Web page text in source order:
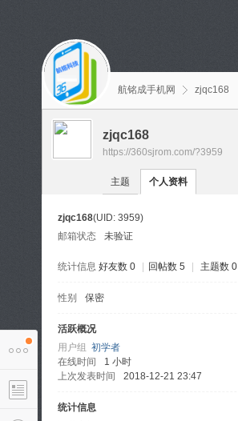
航铭成手机网 zjqc168
zjqc168
https://360sjrom.com/?3959
主题 个人资料
zjqc168(UID: 3959)
邮箱状态
未验证
统计信息 好友数 0 回帖数 5 主题数 0
性别 保密
活跃概况
用户组 初学者
在线时间
1 小时
上次发表时间
2018-12-21 23:47
统计信息